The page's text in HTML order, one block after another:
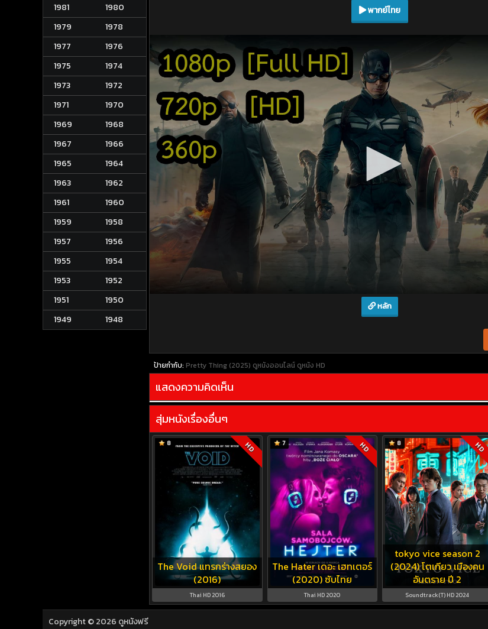
1981
1980
1979
1978
1977
1976
1975
1974
1973
1972
1971
1970
1969
1968
1967
1966
1965
1964
1963
1962
1961
1960
1959
1958
1957
1956
1955
1954
1953
1952
1951
1950
1949
1948
พากย์ไทย
หลัก
ป้ายกำกับ: Pretty Thing (2025) ดูหนังออนไลน์ ดูหนัง HD
แสดงความคิดเห็น
สุ่มหนังเรื่องอื่นๆ
The Void แทรกร่างสยอง
(2016)
8 HD
Thai HD 2016
The Hater เดอะ เฮทเตอร์
(2020) ซับไทย
7 HD
Thai HD 2020
tokyo vice season 2
(2024) โตเกียว เมืองคน
อันตราย ปี 2
8 HD
Soundtrack(T) HD 2024
Copyright © 2026 ดูหนังฟรี